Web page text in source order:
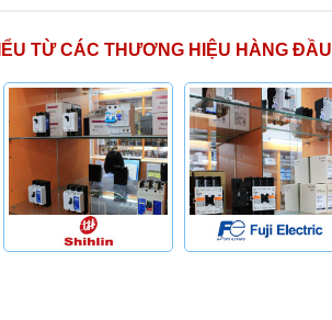
TỪ CÁC THƯƠNG HIỆU HÀNG ĐẦU